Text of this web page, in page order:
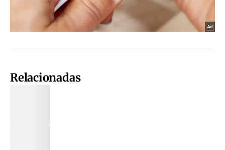
Relacionadas